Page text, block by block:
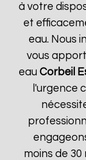
à votre
et
eau. Nous
vous
eau Corbeil
l'urgence
moins de